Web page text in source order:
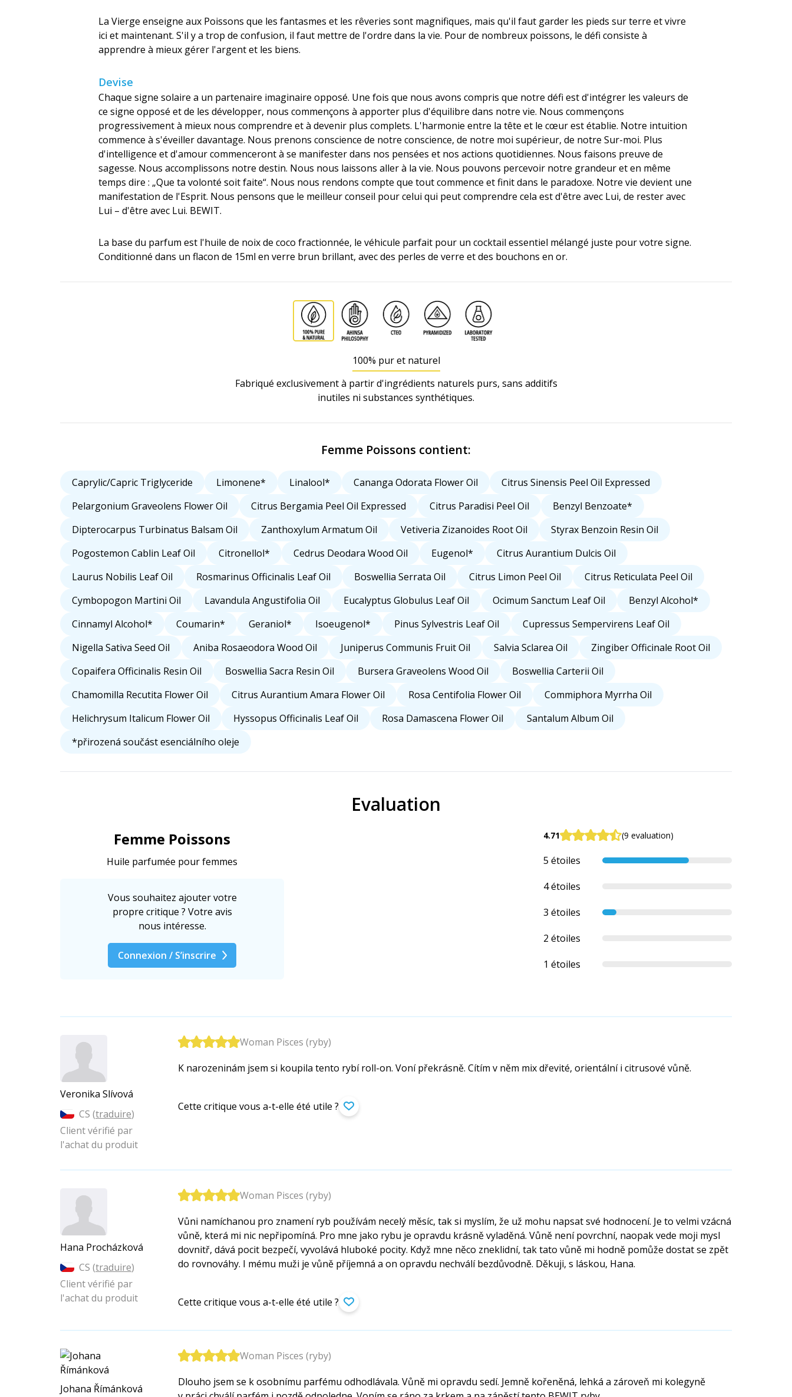
La Vierge enseigne aux Poissons que les fantasmes et les rêveries sont magnifiques, mais qu'il faut garder les pieds sur terre et vivre
ici et maintenant. S'il y a trop de confusion, il faut mettre de l'ordre dans la vie. Pour de nombreux poissons, le défi consiste à
apprendre à mieux gérer l'argent et les biens.
Devise
Chaque signe solaire a un partenaire imaginaire opposé. Une fois que nous avons compris que notre défi est d'intégrer les valeurs de
ce signe opposé et de les développer, nous commençons à apporter plus d'équilibre dans notre vie. Nous commençons
progressivement à mieux nous comprendre et à devenir plus complets. L'harmonie entre la tête et le cœur est établie. Notre intuition
commence à s'éveiller davantage. Nous prenons conscience de notre conscience, de notre moi supérieur, de notre Sur-moi. Plus
d'intelligence et d'amour commenceront à se manifester dans nos pensées et nos actions quotidiennes. Nous faisons preuve de
sagesse. Nous accomplissons notre destin. Nous nous laissons aller à la vie. Nous pouvons percevoir notre grandeur et en même
temps dire : „Que ta volonté soit faite“. Nous nous rendons compte que tout commence et finit dans le paradoxe. Notre vie devient une
manifestation de l'Esprit. Nous pensons que le meilleur conseil pour celui qui peut comprendre cela est d'être avec Lui, de rester avec
Lui – d'être avec Lui. BEWIT.
La base du parfum est l'huile de noix de coco fractionnée, le véhicule parfait pour un cocktail essentiel mélangé juste pour votre signe.
Conditionné dans un flacon de 15ml en verre brun brillant, avec des perles de verre et des bouchons en or.
100% pur et naturel
Fabriqué exclusivement à partir d'ingrédients naturels purs, sans additifs
inutiles ni substances synthétiques.
Femme Poissons contient:
Caprylic/Capric Triglyceride Limonene* Linalool* Cananga Odorata Flower Oil
Citrus Sinensis Peel Oil Expressed
Pelargonium Graveolens Flower Oil
Citrus Bergamia Peel Oil Expressed Citrus Paradisi Peel Oil
Benzyl Benzoate*
Dipterocarpus Turbinatus Balsam Oil
Zanthoxylum Armatum Oil Vetiveria Zizanoides Root Oil
Styrax Benzoin Resin Oil
Pogostemon Cablin Leaf Oil
Citronellol* Cedrus Deodara Wood Oil Eugenol*
Citrus Aurantium Dulcis Oil
Laurus Nobilis Leaf Oil
Rosmarinus Officinalis Leaf Oil Boswellia Serrata Oil Citrus Limon Peel Oil
Citrus Reticulata Peel Oil
Cymbopogon Martini Oil
Lavandula Angustifolia Oil Eucalyptus Globulus Leaf Oil Ocimum Sanctum Leaf Oil
Benzyl Alcohol*
Cinnamyl Alcohol*
Coumarin* Geraniol* Isoeugenol* Pinus Sylvestris Leaf Oil
Cupressus Sempervirens Leaf Oil
Nigella Sativa Seed Oil
Aniba Rosaeodora Wood Oil Juniperus Communis Fruit Oil Salvia Sclarea Oil
Zingiber Officinale Root Oil
Copaifera Officinalis Resin Oil
Boswellia Sacra Resin Oil Bursera Graveolens Wood Oil
Boswellia Carterii Oil
Chamomilla Recutita Flower Oil
Citrus Aurantium Amara Flower Oil Rosa Centifolia Flower Oil
Commiphora Myrrha Oil
Helichrysum Italicum Flower Oil
Hyssopus Officinalis Leaf Oil Rosa Damascena Flower Oil
Santalum Album Oil
*přirozená součást esenciálního oleje
Evaluation
Femme Poissons
Huile parfumée pour femmes
Vous souhaitez ajouter votre
propre critique ? Votre avis
nous intéresse.
Connexion / S’inscrire
4.71 (9 evaluation)
5 étoiles
4 étoiles
3 étoiles
2 étoiles
1 étoiles
Veronika Slívová
CS (traduire)
Client vérifié par
l'achat du produit
Woman Pisces (ryby)
K narozeninám jsem si koupila tento rybí roll-on. Voní překrásně. Cítím v něm mix dřevité, orientální i citrusové vůně.
Cette critique vous a-t-elle été utile ?
Hana Procházková
CS (traduire)
Client vérifié par
l'achat du produit
Woman Pisces (ryby)
Vůni namíchanou pro znamení ryb používám necelý měsíc, tak si myslím, že už mohu napsat své hodnocení. Je to velmi vzácná
vůně, která mi nic nepřipomíná. Pro mne jako rybu je opravdu krásně vyladěná. Vůně není povrchní, naopak vede moji mysl
dovnitř, dává pocit bezpečí, vyvolává hluboké pocity. Když mne něco zneklidní, tak tato vůně mi hodně pomůže dostat se zpět
do rovnováhy. I mému muži je vůně příjemná a on opravdu nechválí bezdůvodně. Děkuji, s láskou, Hana.
Cette critique vous a-t-elle été utile ?
Johana Římánková
Woman Pisces (ryby)
Dlouho jsem se k osobnímu parfému odhodlávala. Vůně mi opravdu sedí. Jemně kořeněná, lehká a zároveň mi kolegyně